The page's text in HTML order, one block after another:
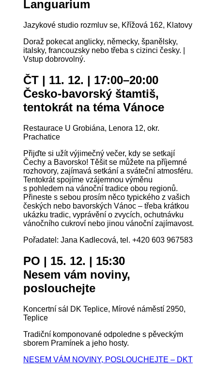
Languarium
Jazykové studio rozmluv se, Křížová 162, Klatovy
Doraž pokecat anglicky, německy, španělsky,
italsky, francouzsky nebo třeba s cizinci česky. |
Vstup dobrovolný.
ČT | 11. 12. | 17:00–20:00
Česko-bavorský štamtiš,
tentokrát na téma Vánoce
Restaurace U Grobiána, Lenora 12, okr.
Prachatice
Přijďte si užít výjimečný večer, kdy se setkají
Čechy a Bavorsko! Těšit se můžete na příjemné
rozhovory, zajímavá setkání a sváteční atmosféru.
Tentokrát spojíme vzájemnou výměnu
s pohledem na vánoční tradice obou regionů.
Přineste s sebou prosím něco typického z vašich
českých nebo bavorských Vánoc – třeba krátkou
ukázku tradic, vyprávění o zvycích, ochutnávku
vánočního cukroví nebo jinou vánoční zajímavost.
Pořadatel: Jana Kadlecová, tel. +420 603 967583
PO | 15. 12. | 15:30
Nesem vám noviny,
poslouchejte
Koncertní sál DK Teplice, Mírové náměstí 2950,
Teplice
Tradiční komponované odpoledne s pěveckým
sborem Pramínek a jeho hosty.
NESEM VÁM NOVINY, POSLOUCHEJTE – DKT